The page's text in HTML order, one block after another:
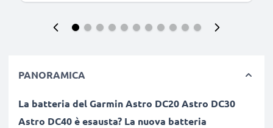
PANORAMICA
La batteria delGarmin Astro DC20 Astro DC30
Astro DC40 è esausta? La nuova batteria